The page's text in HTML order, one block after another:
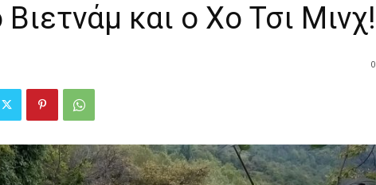
και ο Χο Τσι Μινχ!
0